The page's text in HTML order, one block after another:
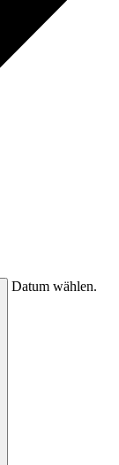
Datum wählen.